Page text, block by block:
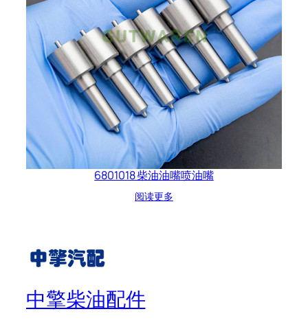
6801018 柴油油嘴喷油嘴
阅读更多
中擎柴油配件